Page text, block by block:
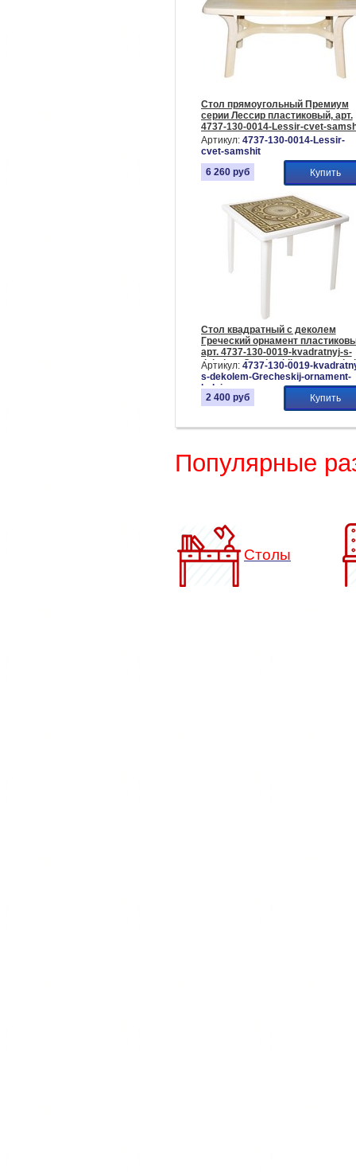
Стол прямоугольный Премиум
серии Лессир пластиковый, арт.
4737-130-0014-Lessir-cvet-
цвет: самшит
Артикул: 4737-130-0014-Lessir-
cvet-samshit
6 260 руб Купить
Стол квадратный с деколем
Греческий орнамент
арт. 4737-130-0019-kvadratnyj-s-
dekolem-Grecheskij-ornament-
цвет: белый
Артикул: 4737-130-0019-
s-dekolem-Grecheskij-ornament-
belyj
2 400 руб Купить
Популярные
Столы